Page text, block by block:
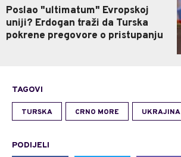
Poslao "ultimatum" Evropskoj
uniji? Erdogan traži da Turska
pokrene pregovore o pristupanju
TAGOVI
TURSKA CRNO MORE UKRAJINA
PODIJELI